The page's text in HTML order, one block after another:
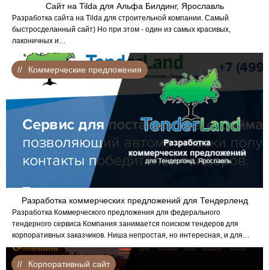
Сайт на Tilda для Альфа Билдинг, Ярославль
Разработка сайта на Tilda для строительной компании. Самый
быстросделанный сайт) Но при этом - один из самых красивых,
лаконичных и…
Разработка коммерческих предложений для Тендерленд
Разработка Коммерческого предложения для федерального
тендерного сервиса Компания занимается поиском тендеров для
корпоративных заказчиков. Ниша непростая, но интересная, и для…
Коммерческие предложения
Корпоративный сайт